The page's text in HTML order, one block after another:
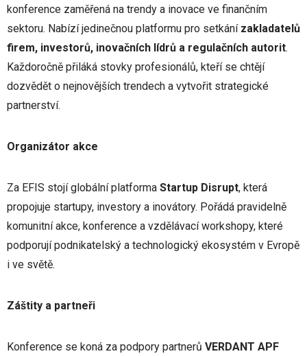
konference zaměřená na trendy a inovace ve finančním
sektoru. Nabízí jedinečnou platformu pro setkání zakladatelů
firem, investorů, inovačních lídrů a regulačních autorit.
Každoročně přiláká stovky profesionálů, kteří se chtějí
dozvědět o nejnovějších trendech a vytvořit strategické
partnerství.
Organizátor akce
Za EFIS stojí globální platforma Startup Disrupt, která
propojuje startupy, investory a inovátory. Pořádá pravidelně
komunitní akce, konference a vzdělávací workshopy, které
podporují podnikatelský a technologický ekosystém v Evropě
i ve světě.
Záštity a partneři
Konference se koná za podpory partnerů VERDANT APF